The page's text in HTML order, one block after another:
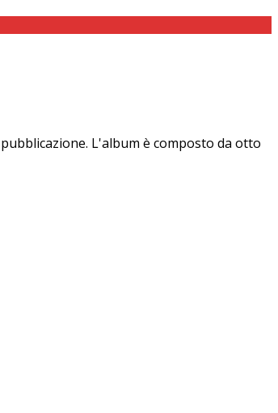
L'album è composto da otto